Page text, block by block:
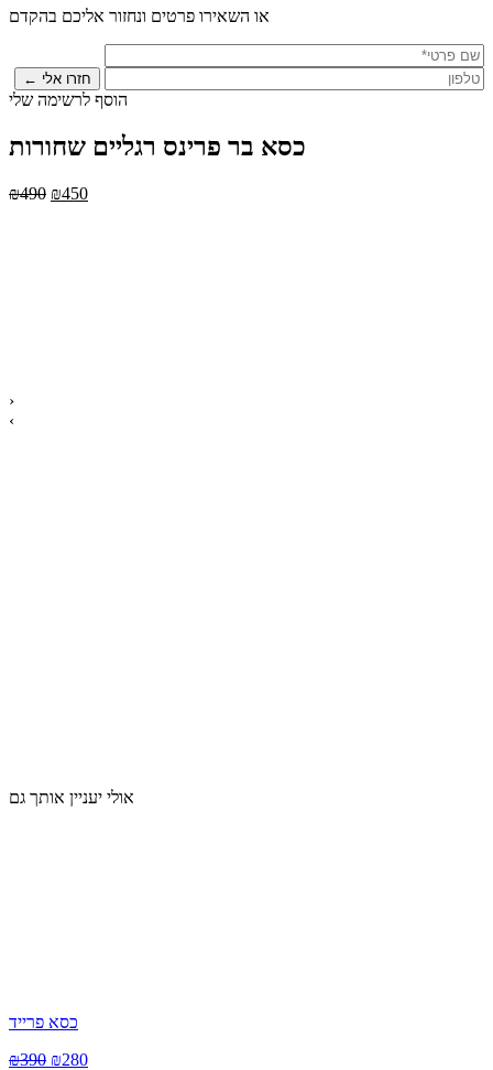
או השאירו פרטים ונחזור אליכם בהקדם
הוסף לרשימה שלי
כסא בר פרינס רגליים שחורות
₪490 ₪450
›
‹
אולי יעניין אותך גם
כסא פרייד
₪390 ₪280